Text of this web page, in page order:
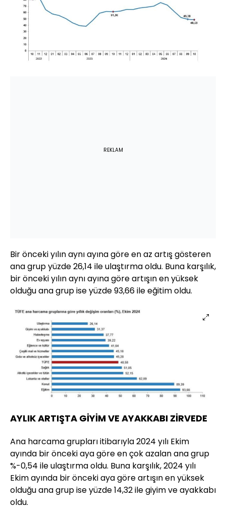
REKLAM
Bir önceki yılın aynı ayına göre en az artış gösteren
ana grup yüzde 26,14 ile ulaştırma oldu. Buna karşılık,
bir önceki yılın aynı ayına göre artışın en yüksek
olduğu ana grup ise yüzde 93,66 ile eğitim oldu.
AYLIK ARTIŞTA GİYİM VE AYAKKABI ZİRVEDE
Ana harcama grupları itibarıyla 2024 yılı Ekim
ayında bir önceki aya göre en çok azalan ana grup
%-0,54 ile ulaştırma oldu. Buna karşılık, 2024 yılı
Ekim ayında bir önceki aya göre artışın en yüksek
olduğu ana grup ise yüzde 14,32 ile giyim ve ayakkabı
oldu.